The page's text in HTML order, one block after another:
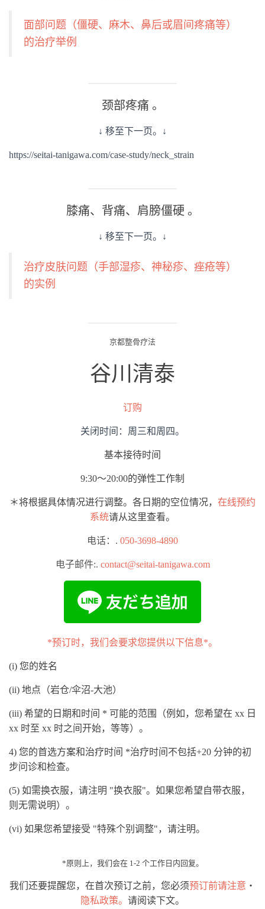
面部问题（僵硬、麻木、鼻后或眉间疼痛等）
的治疗举例
颈部疼痛 。
↓ 移至下一页。↓
https://seitai-tanigawa.com/case-study/neck_strain
膝痛、背痛、肩膀僵硬 。
↓ 移至下一页。↓
治疗皮肤问题（手部湿疹、神秘疹、痤疮等）
的实例
京都整骨疗法
谷川清泰
订购
关闭时间：周三和周四。
基本接待时间
9:30～20:00的弹性工作制
＊将根据具体情况进行调整。各日期的空位情况， 在线预约
系统请从这里查看。
电话：. 050-3698-4890
电子邮件:. contact@seitai-tanigawa.com
*预订时，我们会要求您提供以下信息*。
(i) 您的姓名
(ii) 地点（岩仓/伞沼-大池）
(iii) 希望的日期和时间 * 可能的范围（例如，您希望在 xx 日
xx 时至 xx 时之间开始，等等）。
4) 您的首选方案和治疗时间 *治疗时间不包括+20 分钟的初
步问诊和检查。
(5) 如需换衣服，请注明 "换衣服"。如果您希望自带衣服，
则无需说明）。
(vi) 如果您希望接受 "特殊个别调整"，请注明。
*原则上，我们会在 1-2 个工作日内回复。
我们还要提醒您，在首次预订之前，您必须预订前请注意 ・
隐私政策。 请阅读下文。